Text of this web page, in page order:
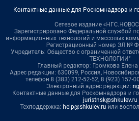
Контактные данные для Роскомнадзора и
Сетевое издание
Зарегистрировано Федеральной службой
информационных технологий и массовых
Регистрационный номер ЭЛ №
Учредитель: Общество с ограниченной
ТЕХНОЛОГИИ"
Главный редактор: Громкова
Адрес редакции: 630099, Россия,
телефон 8 (383) 212-52-52, 8 (923) 157-
Электронный адрес редакции:
Контактные данные для Роскомнадзора и
juristnsk@shkulev.ru
Техподдержка: help@shkulev.ru или